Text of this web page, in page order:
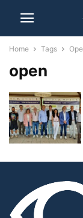
Home Tags
open